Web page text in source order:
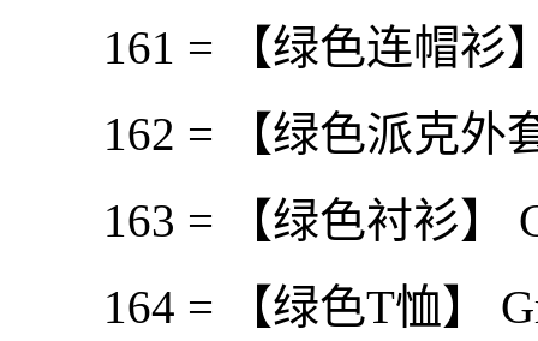
161 = 【绿色连帽衫】
162 = 【绿色派克外套
163 = 【绿色衬衫】
164 = 【绿色T恤】